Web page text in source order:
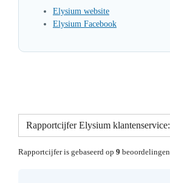
Elysium website
Elysium Facebook
Rapportcijfer Elysium klantenservice:
Rapportcijfer is gebaseerd op 9 beoordelingen.